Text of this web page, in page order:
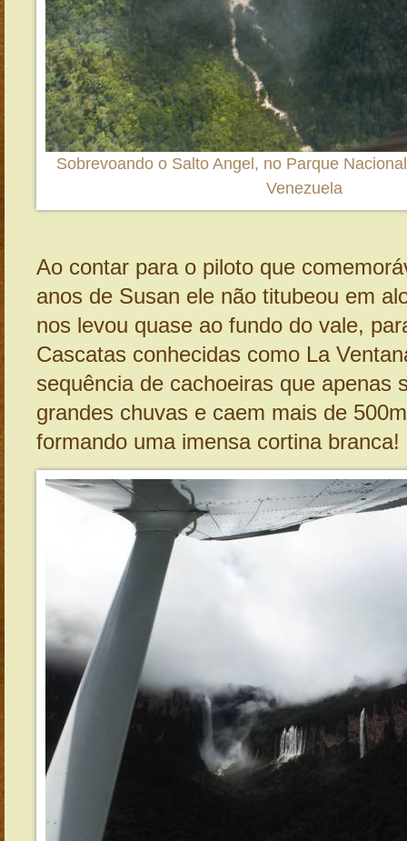
Sobrevoando o Salto Angel, no Parque
Venezuela
Ao contar para o piloto que
anos de Susan ele não titubeou em
nos levou quase ao fundo do vale,
Cascatas conhecidas como La
sequência de cachoeiras que apenas
grandes chuvas e caem mais de
formando uma imensa cortina branca!